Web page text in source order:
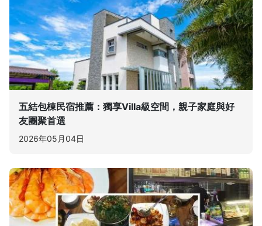
五結包棟民宿推薦：獨享Villa級空間，親子家庭與好
友團聚首選
2026年05月04日